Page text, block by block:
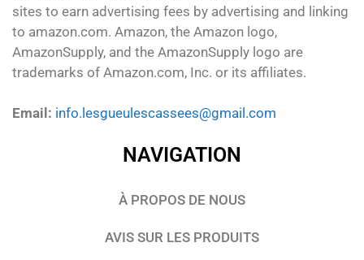
sites to earn advertising fees by advertising and linking
to amazon.com. Amazon, the Amazon logo,
AmazonSupply, and the AmazonSupply logo are
trademarks of Amazon.com, Inc. or its affiliates.
Email: info.lesgueulescassees@gmail.com
NAVIGATION
À PROPOS DE NOUS
AVIS SUR LES PRODUITS